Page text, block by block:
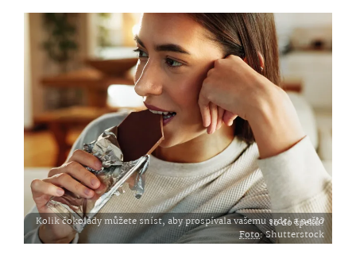
Kolik čokolády můžete sníst, aby prospívala vašemu srdci a nešlo to do špeků?
Foto: Shutterstock